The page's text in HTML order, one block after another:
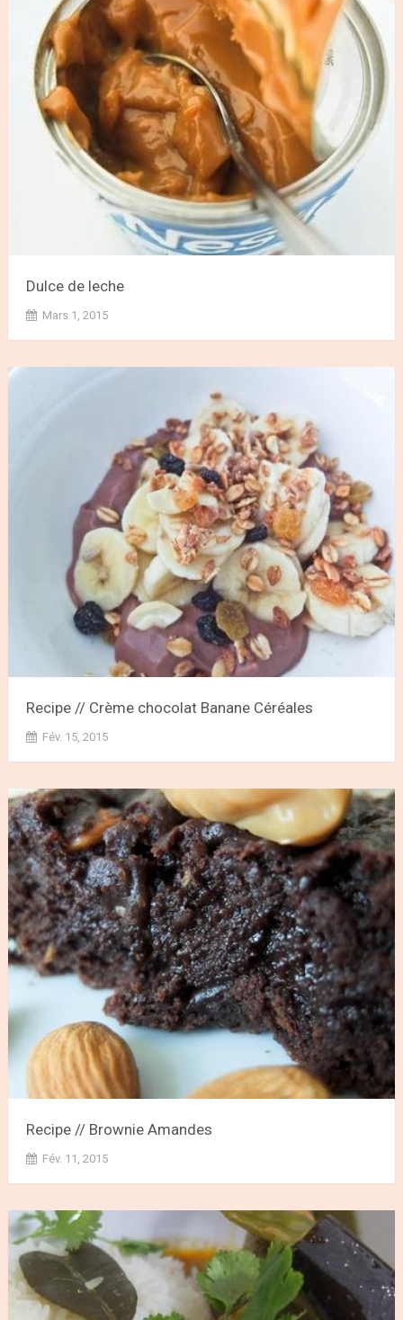
Dulce de leche
Mars 1, 2015
Recipe // Crème chocolat Banane Céréales
Fév. 15, 2015
Recipe // Brownie Amandes
Fév. 11, 2015